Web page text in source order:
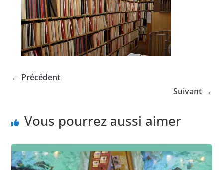
← Précédent
Suivant →
Vous pourrez aussi aimer